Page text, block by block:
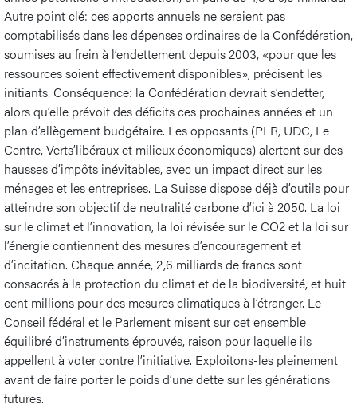
Autre point clé: ces apports annuels ne seraient pas
comptabilisés dans les dépenses ordinaires de la Confédération,
soumises au frein à l’endettement depuis 2003, «pour que les
ressources soient effectivement disponibles», précisent les
initiants. Conséquence: la Confédération devrait s’endetter,
alors qu’elle prévoit des déficits ces prochaines années et un
plan d’allègement budgétaire. Les opposants (PLR, UDC, Le
Centre, Verts’libéraux et milieux économiques) alertent sur des
hausses d’impôts inévitables, avec un impact direct sur les
ménages et les entreprises. La Suisse dispose déjà d’outils pour
atteindre son objectif de neutralité carbone d’ici à 2050. La loi
sur le climat et l’innovation, la loi révisée sur le CO2 et la loi sur
l’énergie contiennent des mesures d’encouragement et
d’incitation. Chaque année, 2,6 milliards de francs sont
consacrés à la protection du climat et de la biodiversité, et huit
cent millions pour des mesures climatiques à l’étranger. Le
Conseil fédéral et le Parlement misent sur cet ensemble
équilibré d’instruments éprouvés, raison pour laquelle ils
appellent à voter contre l’initiative. Exploitons-les pleinement
avant de faire porter le poids d’une dette sur les générations
futures.